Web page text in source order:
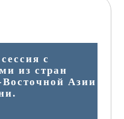
с
из стран
Азии